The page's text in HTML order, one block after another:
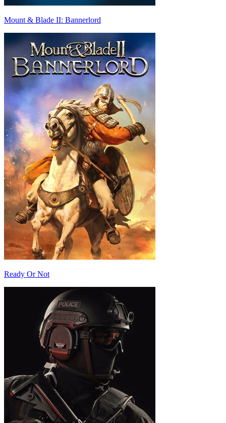
Mount & Blade II: Bannerlord
Ready Or Not